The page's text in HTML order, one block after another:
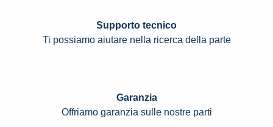
Supporto tecnico
Ti possiamo aiutare nella ricerca della parte
Garanzia
Offriamo garanzia sulle nostre parti